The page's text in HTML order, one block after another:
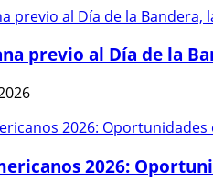
previo al Día de la
2026: